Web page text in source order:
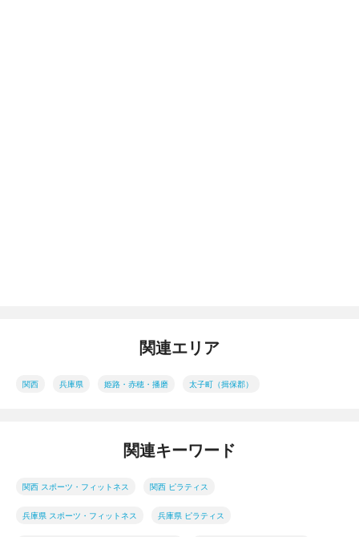
関連エリア
関西 兵庫県 姫路・赤穂・播磨 太子町（揖保郡）
関連キーワード
関西 スポーツ・フィットネス 関西 ピラティス
兵庫県 スポーツ・フィットネス 兵庫県 ピラティス